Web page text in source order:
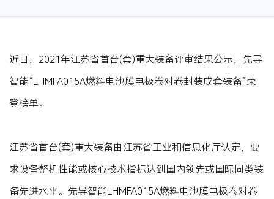
近日，2021年江苏省首台(套)重大装备评审结果公示，先导
智能“LHMFA015A燃料电池膜电极卷对卷封装成套装备”荣
登榜单。
江苏省首台(套)重大装备由江苏省工业和信息化厅认定，要
求设备整机性能或核心技术指标达到国内领先或国际同类装
备先进水平。先导智能LHMFA015A燃料电池膜电极卷对卷